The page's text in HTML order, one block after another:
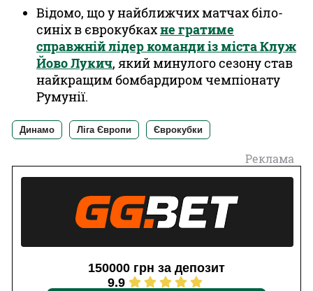
Відомо, що у найближчих матчах біло-
синіх в єврокубкахне гратиме
справжній лідер команди із міста Клуж
Йово Лукич, який минулого сезону став
найкращим бомбардиром чемпіонату
Румунії.
Динамо Ліга Європи Єврокубки
Реклама
150000 грн за депозит
9.9